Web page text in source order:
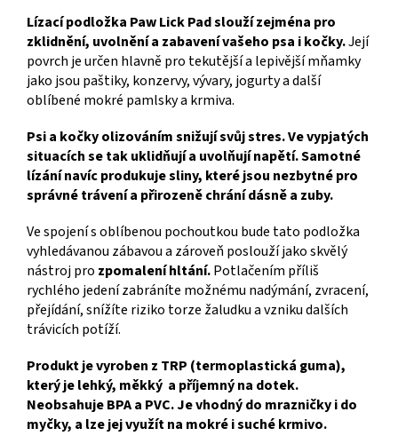
Lízací podložka Paw Lick Pad slouží zejména pro
zklidnění, uvolnění a zabavení vašeho psa i kočky.Její
povrch je určen hlavně pro tekutější a lepivější mňamky
jako jsou paštiky, konzervy, vývary, jogurty a další
oblíbené mokré pamlsky a krmiva.
Psi a kočky olizováním snižují svůj stres. Ve vypjatých
situacích se tak uklidňují a uvolňují napětí. Samotné
lízání navíc produkuje sliny, které jsou nezbytné pro
správné trávení a přirozeně chrání dásně a zuby.
Ve spojení s oblíbenou pochoutkou bude tato podložka
vyhledávanou zábavou a zároveň poslouží jako skvělý
nástroj pro zpomalení hltání.Potlačením příliš
rychlého jedení zabráníte možnému nadýmání, zvracení,
přejídání, snížíte riziko torze žaludku a vzniku dalších
trávicích potíží.
Produkt je vyroben z TRP (termoplastická guma),
který je lehký, měkký a příjemný na dotek.
Neobsahuje BPA a PVC. Je vhodný do mrazničky i do
myčky, a lze jej využít na mokré i suché krmivo.